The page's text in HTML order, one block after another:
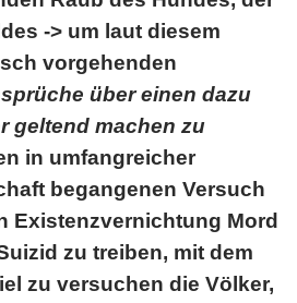
-> um laut diesem
vorgehenden
über einen dazu
geltend machen zu
in umfangreicher
begangenen Versuch
Existenzvernichtung Mord
zu treiben, mit dem
zu versuchen die Völker,